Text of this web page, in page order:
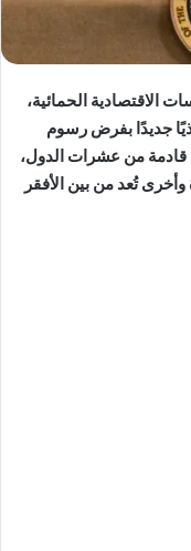
الحمائية،
جديدًا بفرض رسوم
على واردات قادمة من عشرات الدول،
وأخرى تُعد من بين الأفقر